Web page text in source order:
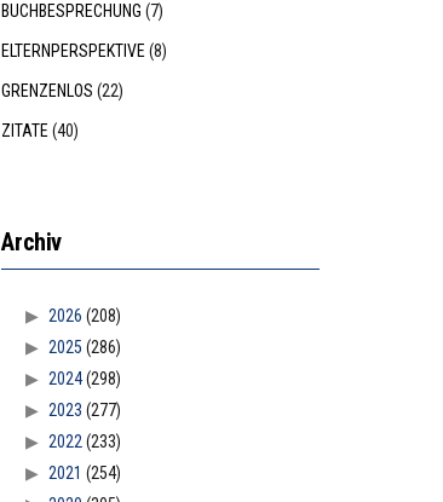
BUCHBESPRECHUNG (7)
ELTERNPERSPEKTIVE(8)
GRENZENLOS (22)
ZITATE(40)
Archiv
2026 (208)
2025 (286)
2024(298)
2023 (277)
2022(233)
2021 (254)